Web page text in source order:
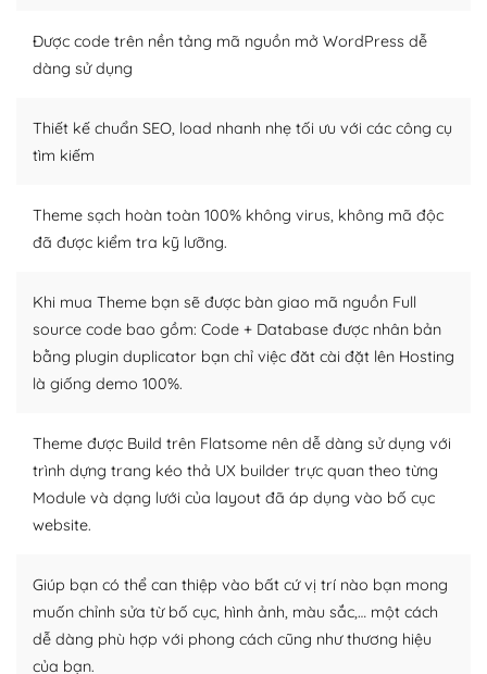
thiết kế tốt, bạn có thể tự sửa đổi. Nếu không bạn có thể
tìm kiếm chúng trên Internet hoặc nhờ chuyên gia.
– Sở hữu một cộng đồng lớn, sẵn sàng hỗ trợ
khổng lồ được kiểm duyệt bởi các nhân viên và những
người cuồng tín WordPress.
Nếu bạn gặp khó khăn, bạn có thể lên mạng và tìm
kiếm những cộng đồng WordPress, họ sẽ giúp bạn trả
lời, giải đáp vấn đề của bạn.
Cộng đồng sử dụng WordPress sẵn sàng hỗ trợ bạn
– Đa dạng plugin và themes
Plugin mở rộng là thành phần cài đặt thêm vào
WordPress để tăng thêm các tính năng cần thiết. Có
nhiều plugin trả phí hoặc miễn phí.
Nhờ lượng người dùng đông đảo, thư viện themes và
plugin của WordPress rất phong phú. Bạn có thể thỏa
thích chọn lựa plugin và themes phù hợp cho mục đích
lập website của mình.
Được code trên nền tảng mã nguồn mở WordPress dễ
dàng sử dụng
Thiết kế chuẩn SEO, load nhanh nhẹ tối ưu với các công cụ
tìm kiếm
Theme sạch hoàn toàn 100% không virus, không mã độc
đã được kiểm tra kỹ lưỡng.
Khi mua Theme bạn sẽ được bàn giao mã nguồn Full
source code bao gồm: Code + Database được nhân bản
bằng plugin duplicator bạn chỉ việc đăt cài đặt lên Hosting
là giống demo 100%.
Theme được Build trên Flatsome nên dễ dàng sử dụng với
trình dựng trang kéo thả UX builder trực quan theo từng
Module và dạng lưới của layout đã áp dụng vào bố cục
website.
Giúp bạn có thể can thiệp vào bất cứ vị trí nào bạn mong
muốn chỉnh sửa từ bố cục, hình ảnh, màu sắc,… một cách
dễ dàng phù hợp với phong cách cũng như thương hiệu
của bạn.